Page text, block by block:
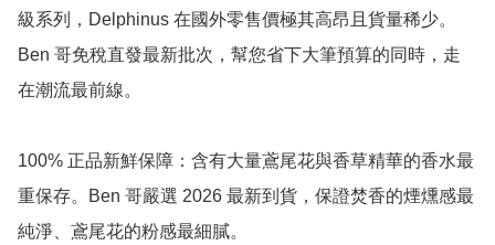
級系列，Delphinus 在國外零售價極其高昂且貨量稀少。
Ben 哥免稅直發最新批次，幫您省下大筆預算的同時，走
在潮流最前線。
100% 正品新鮮保障：含有大量鳶尾花與香草精華的香水最
重保存。Ben 哥嚴選 2026 最新到貨，保證焚香的煙燻感最
純淨、鳶尾花的粉感最細膩。